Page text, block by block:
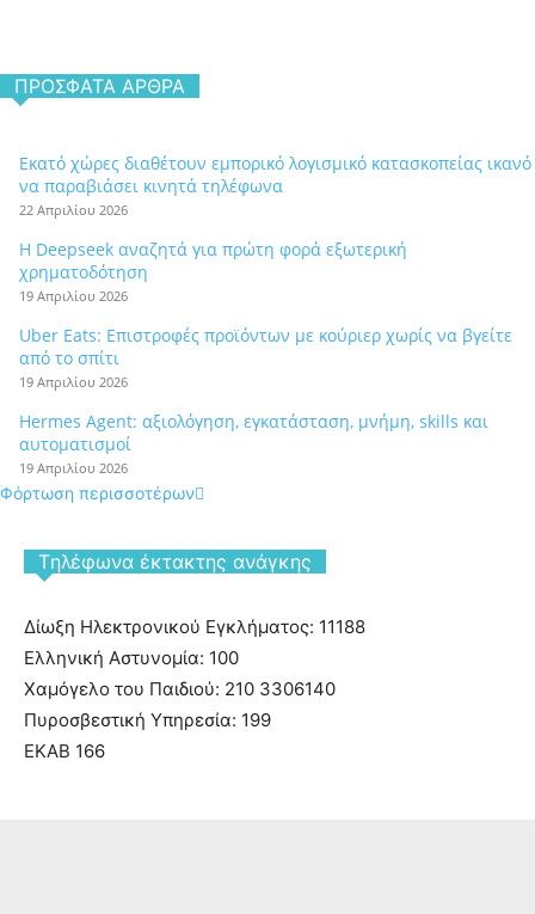
ΠΡΌΣΦΑΤΑ ΆΡΘΡΑ
Εκατό χώρες διαθέτουν εμπορικό λογισμικό κατασκοπείας ικανό
να παραβιάσει κινητά τηλέφωνα
22 Απριλίου 2026
Η Deepseek αναζητά για πρώτη φορά εξωτερική
χρηματοδότηση
19 Απριλίου 2026
Uber Eats: Επιστροφές προϊόντων με κούριερ χωρίς να βγείτε
από το σπίτι
19 Απριλίου 2026
Hermes Agent: αξιολόγηση, εγκατάσταση, μνήμη, skills και
αυτοματισμοί
19 Απριλίου 2026
Φόρτωση περισσοτέρων
Tηλέφωνα έκτακτης ανάγκης
Δίωξη Ηλεκτρονικού Εγκλήματος: 11188
Ελληνική Αστυνομία: 100
Χαμόγελο του Παιδιού: 210 3306140
Πυροσβεστική Υπηρεσία: 199
ΕΚΑΒ 166